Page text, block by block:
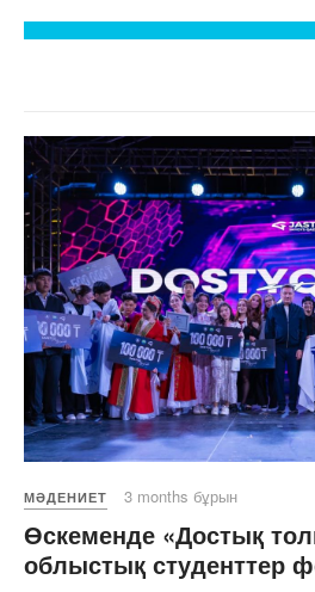
МӘДЕНИЕТ 3 months бұрын
Өскеменде «Достық
облыстық студенттер